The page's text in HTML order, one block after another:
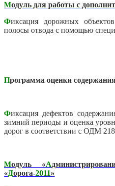
Модуль для работы с
Фиксация дорожных
полосы отвода с помощью
Программа оценки
Фиксация дефектов
зимний периоды и оценка
дорог в соответствии с ОДМ
Модуль «А
«Дорога-2011»